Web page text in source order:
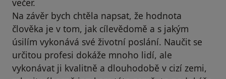
večer.
Na závěr bych chtěla napsat, že hodnota
člověka je v tom, jak cílevědomě a s jakým
úsilím vykonává své životní poslání. Naučit se
určitou profesi dokáže mnoho lidí, ale
vykonávat ji kvalitně a dlouhodobě v cizí zemi,